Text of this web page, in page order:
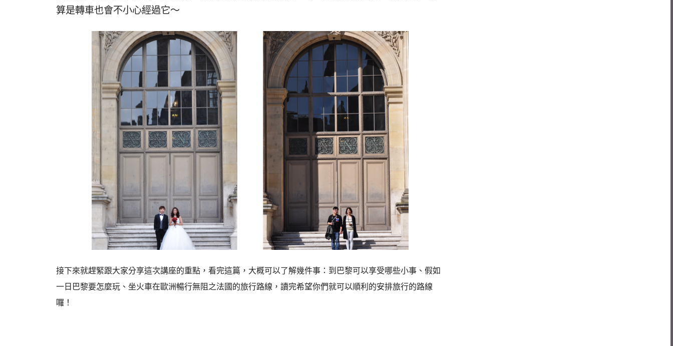
算是轉車也會不小心經過它～
接下來就趕緊跟大家分享這次講座的重點，看完這篇，大概可以了解幾件事：到巴黎可以享受哪些小事、假如
一日巴黎要怎麼玩、坐火車在歐洲暢行無阻之法國的旅行路線，讀完希望你們就可以順利的安排旅行的路線
囉！